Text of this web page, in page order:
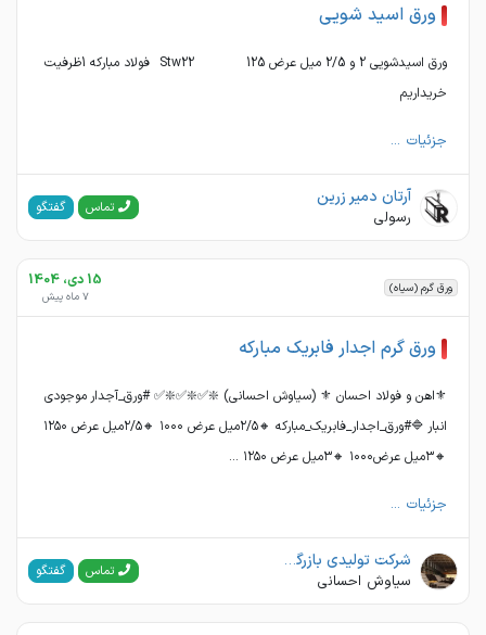
ورق اسید شویی
ورق اسیدشویی 2 و 2/5 میل عرض 125 Stw22 فولاد مبارکه 1ظرفیت
خریداریم
جزئیات ...
آرتان دمیر زرین
رسولی تماس گفتگو
ورق گرم (سیاه) 15 دی، 1404
7 ماه پیش
ورق گرم اجدار فابریک مبارکه
⚜اهن و فولاد احسان ⚜ (سیاوش احسانی) ❇️✅❇️✅❇️✅ #ورق_آجدار موجودی
انبار 🔷#ورق_اجدار_فابریک_مبارکه 🔸۲/۵میل عرض ۱۰۰۰ 🔸۲/۵میل عرض ۱۲۵۰
🔸۳میل عرض۱۰۰۰ 🔸۳میل عرض ۱۲۵۰ ...
جزئیات ...
شرکت تولیدی بازرگانی اهن و فولاد احسان
سیاوش احسانی
تماس گفتگو